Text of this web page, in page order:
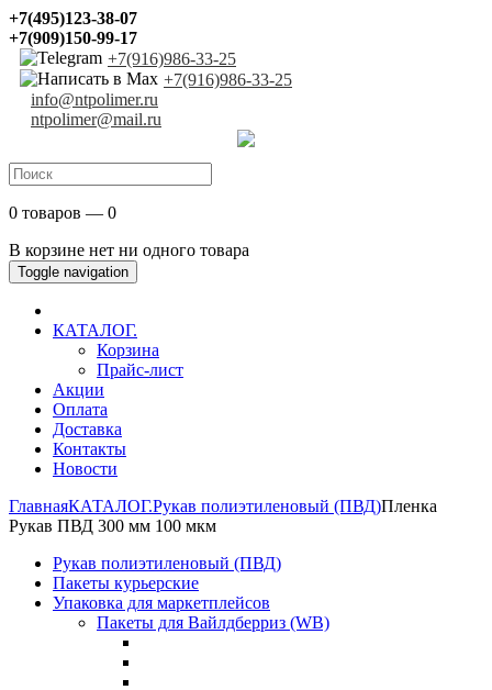
+7(495)123-38-07
+7(909)150-99-17
+7(916)986-33-25
+7(916)986-33-25
info@ntpolimer.ru
ntpolimer@mail.ru
0 товаров — 0
В корзине нет ни одного товара
Toggle navigation
КАТАЛОГ.
Корзина
Прайс-лист
Акции
Оплата
Доставка
Контакты
Новости
ГлавнаяКАТАЛОГ.Рукав полиэтиленовый (ПВД)Пленка
Рукав ПВД 300 мм 100 мкм
Рукав полиэтиленовый (ПВД)
Пакеты курьерские
Упаковка для маркетплейсов
Пакеты для Вайлдберриз (WB)